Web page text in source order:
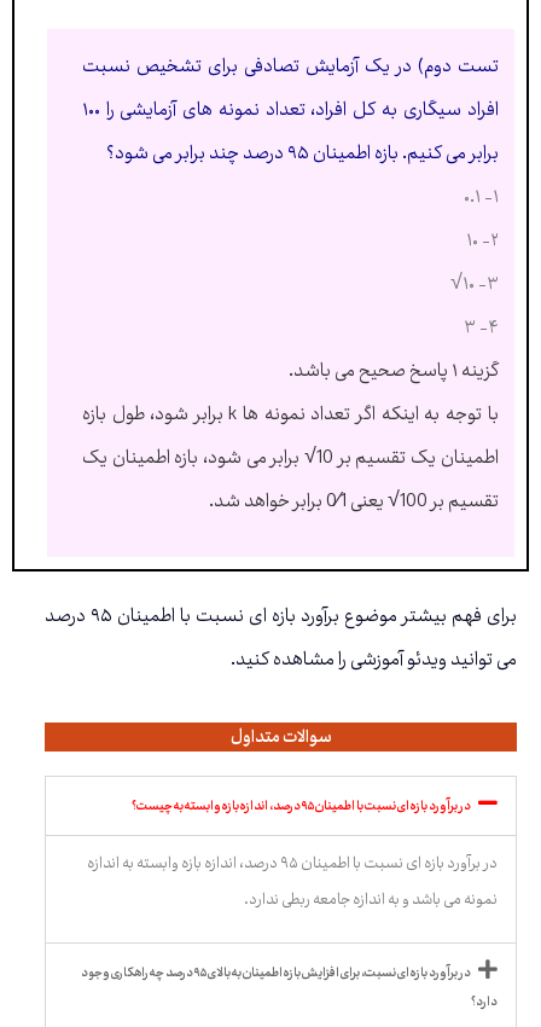
تست دوم) در یک آزمایش تصادفی برای تشخیص نسبت
افراد سیگاری به کل افراد، تعداد نمونه های آزمایشی را ۱۰۰
برابر می کنیم. بازه اطمینان ۹۵ درصد چند برابر می شود؟
۱- ۰.۱
۲- ۱۰
۳- ۱۰√
۴- ۳
گزینه ۱ پاسخ صحیح می باشد.
با توجه به اینکه اگر تعداد نمونه ها k برابر شود، طول بازه
اطمینان یک تقسیم بر 10√ برابر می شود، بازه اطمینان یک
تقسیم بر 100√ یعنی 0⁄1 برابر خواهد شد.
برای فهم بیشتر موضوع برآورد بازه ای نسبت با اطمینان ۹۵ درصد
می توانید ویدئو آموزشی را مشاهده کنید.
سوالات متداول
در برآورد بازه ای نسبت با اطمینان ۹۵ درصد، اندازه بازه وابسته به چیست؟
در برآورد بازه ای نسبت با اطمینان ۹۵ درصد، اندازه بازه وابسته به اندازه
نمونه می باشد و به اندازه جامعه ربطی ندارد.
در برآورد بازه ای نسبت، برای افزایش بازه اطمینان به بالای ۹۵ درصد چه راهکاری وجود
دارد؟